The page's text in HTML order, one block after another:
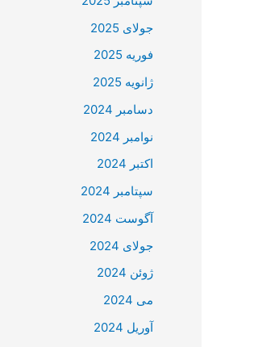
جولای 2025
فوریه 2025
ژانویه 2025
دسامبر 2024
نوامبر 2024
اکتبر 2024
سپتامبر 2024
آگوست 2024
جولای 2024
ژوئن 2024
می 2024
آوریل 2024